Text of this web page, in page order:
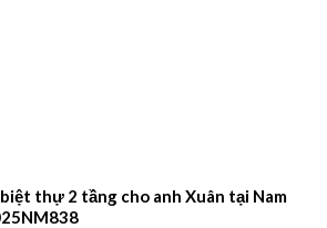
thự 2 tầng cho anh Xuân tại Nam